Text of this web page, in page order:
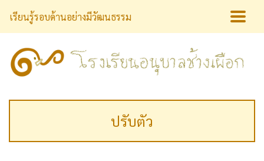
เรียนรู้รอบด้านอย่างมีวัฒนธรรม
ปรับตัว